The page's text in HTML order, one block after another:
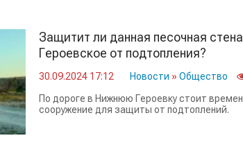
Защитит ли данная песочная
Героевское от подтопления?
30.09.2024 17:12 Новости » Общество
По дороге в Нижнюю Героевку стоит
сооружение для защиты от подтоплений.